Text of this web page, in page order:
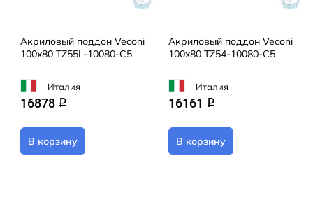
Акриловый поддон Veconi
100x80 TZ55L-10080-C5
Италия
16878 q
В корзину
Акриловый поддон Veconi
100x80 TZ54-10080-C5
Италия
16161 q
В корзину